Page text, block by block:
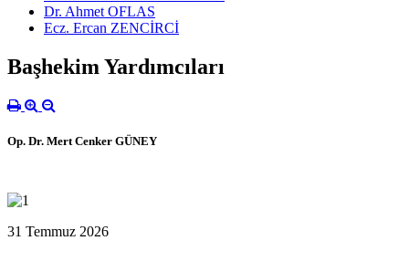
Dr. Ahmet OFLAS
Ecz. Ercan ZENCİRCİ
Başhekim Yardımcıları
Op. Dr. Mert Cenker GÜNEY
31 Temmuz 2026